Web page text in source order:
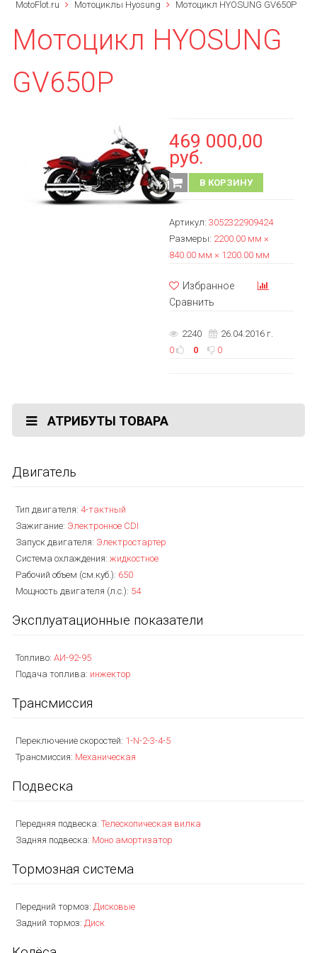
MotoFlot.ru Мотоциклы Hyosung Мотоцикл HYOSUNG GV650P
Мотоцикл HYOSUNG
GV650P
469 000,00
руб.
В КОРЗИНУ
Артикул: 3052322909424
Размеры: 2200.00 мм ×
840.00 мм × 1200.00 мм
Избранное
Сравнить
2240
26.04.2016 г.
0
0 0
АТРИБУТЫ ТОВАРА
Двигатель
Тип двигателя: 4-тактный
Зажигание: Электронное CDI
Запуск двигателя: Электростартер
Система охлаждения: жидкостное
Рабочий объем (см.куб.): 650
Мощность двигателя (л.с.): 54
Эксплуатационные показатели
Топливо: АИ-92-95
Подача топлива: инжектор
Трансмиссия
Переключение скоростей: 1-N-2-3-4-5
Трансмиссия: Механическая
Подвеска
Передняя подвеска: Телескопическая вилка
Задняя подвеска: Моно амортизатор
Тормозная система
Передний тормоз: Дисковые
Задний тормоз: Диск